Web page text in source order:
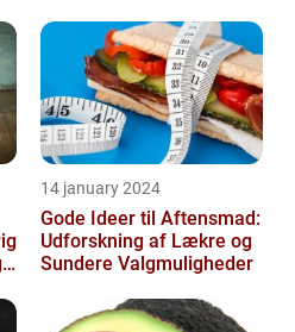
14 january 2024
Gode Ideer til Aftensmad:
Udforskning af Lækre og
Sundere Valgmuligheder